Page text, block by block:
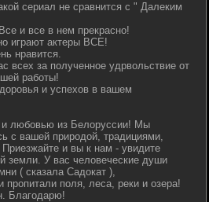
сериал не сравнится с " Далеким
и все в нем прекрасно!
играют актеры ВСЕ!
нравится.
всех за полученное удрвольствие от
работы!
и успехов в вашем
любовью из Белоруссии! Мы
с вашей природой, традициями,
Приезжайте и вы к нам - увидите
земли. У вас человеческие души
( сказала Садокат ),
пропитали поля, леса, реки и озера!
Благодарю!